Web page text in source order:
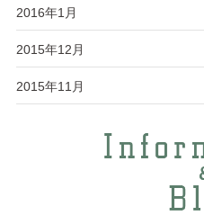
2016年1月
2015年12月
2015年11月